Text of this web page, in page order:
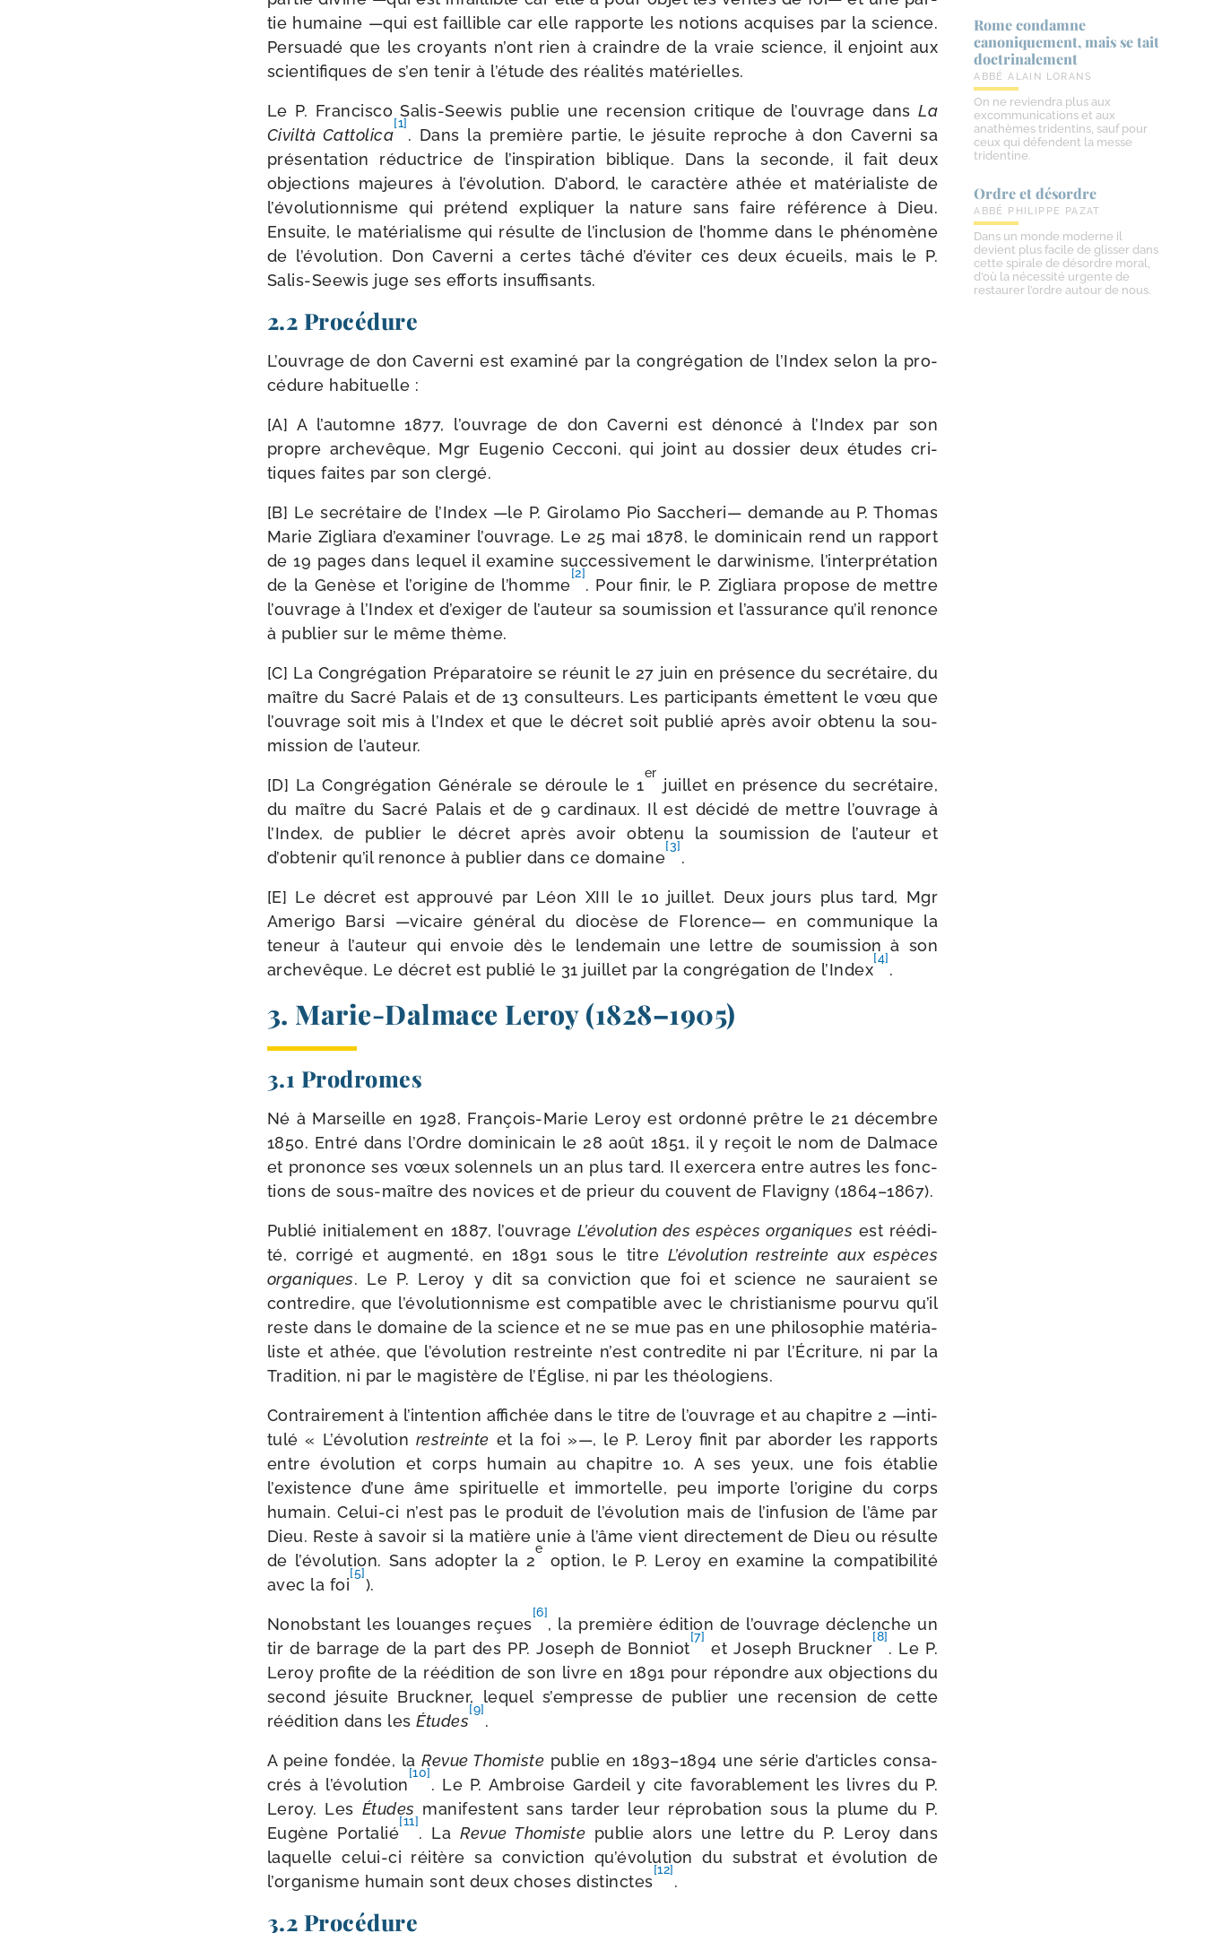
tie humaine —qui est faillible car elle rap­porte les notions acquises par la science.
Persuadé que les croyants n’ont rien à craindre de la vraie science, il enjoint aux
scien­ti­fiques de s’en tenir à l’étude des réa­li­tés matérielles.
Le P. Francisco Salis-​Seewis publie une recen­sion cri­tique de l’ouvrage dansLa
Civiltà Cattolica
[1]
. Dans la pre­mière par­tie, le jésuite reproche à don Caverni sa
pré­sen­ta­tion réduc­trice de l’inspiration biblique. Dans la seconde, il fait deux
objec­tions majeures à l’évolution. D’abord, le carac­tère athée et maté­ria­liste de
l’évolutionnisme qui pré­tend expli­quer la nature sans faire réfé­rence à Dieu.
Ensuite, le maté­ria­lisme qui résulte de l’inclusion de l’homme dans le phé­no­mène
de l’évolution. Don Caverni a certes tâché d’éviter ces deux écueils, mais le P.
Salis-​Seewis juge ses efforts insuffisants.
2.2 Procédure
L’ouvrage de don Caverni est exa­mi­né par la congré­ga­tion de l’Index selon la pro­
cé­dure habituelle :
[A] A l’automne 1877, l’ouvrage de don Caverni est dénon­cé à l’Index par son
propre arche­vêque, Mgr Eugenio Cecconi, qui joint au dos­sier deux études cri­
tiques faites par son clergé.
[B] Le secré­taire de l’Index —le P. Girolamo Pio Saccheri— demande au P. Thomas
Marie Zigliara d’examiner l’ouvrage. Le 25 mai 1878, le domi­ni­cain rend un rap­port
de 19 pages dans lequel il exa­mine suc­ces­si­ve­ment le dar­wi­nisme, l’interprétation
de la Genèse et l’origine de l’homme
[2]
. Pour finir, le P. Zigliara pro­pose de mettre
l’ouvrage à l’Index et d’exiger de l’auteur sa sou­mis­sion et l’assurance qu’il renonce
à publier sur le même thème.
[C] La Congrégation Préparatoire se réunit le 27 juin en pré­sence du secré­taire, du
maître du Sacré Palais et de 13 consul­teurs. Les par­ti­ci­pants émettent le vœu que
l’ouvrage soit mis à l’Index et que le décret soit publié après avoir obte­nu la sou­
mis­sion de l’auteur.
[D] La Congrégation Générale se déroule le 1
er
juillet en pré­sence du secré­taire,
du maître du Sacré Palais et de 9 car­di­naux. Il est déci­dé de mettre l’ouvrage à
l’Index, de publier le décret après avoir obte­nu la sou­mis­sion de l’auteur et
d’obtenir qu’il renonce à publier dans ce domaine
[3]
.
[E] Le décret est approu­vé par Léon XIII le 10 juillet. Deux jours plus tard, Mgr
Amerigo Barsi —vicaire géné­ral du dio­cèse de Florence— en com­mu­nique la
teneur à l’auteur qui envoie dès le len­de­main une lettre de sou­mis­sion à son
arche­vêque. Le décret est publié le 31 juillet par la congré­ga­tion de l’Index
[4]
.
3. Marie-​Dalmace Leroy (1828–1905)
3.1 Prodromes
Né à Marseille en 1928, François-​Marie Leroy est ordon­né prêtre le 21 décembre
1850. Entré dans l’Ordre domi­ni­cain le 28 août 1851, il y reçoit le nom de Dalmace
et pro­nonce ses vœux solen­nels un an plus tard. Il exer­ce­ra entre autres les fonc­
tions de sous-​maître des novices et de prieur du couvent de Flavigny (1864–1867).
Publié ini­tia­le­ment en 1887, l’ouvrage L’évolution des espèces orga­niques est réédi­
té, cor­ri­gé et aug­men­té, en 1891 sous le titre L’évolution res­treinte aux espèces
orga­niques. Le P. Leroy y dit sa convic­tion que foi et science ne sau­raient se
contre­dire, que l’évolutionnisme est com­pa­tible avec le chris­tia­nisme pour­vu qu’il
reste dans le domaine de la science et ne se mue pas en une phi­lo­so­phie maté­ria­
liste et athée, que l’évolution res­treinte n’est contre­dite ni par l’Écriture, ni par la
Tradition, ni par le magis­tère de l’Église, ni par les théologiens.
Contrairement à l’intention affi­chée dans le titre de l’ouvrage et au cha­pitre 2 —inti­
tu­lé « L’évolution res­treinte et la foi »—, le P. Leroy finit par abor­der les rap­ports
entre évo­lu­tion et corps humain au cha­pitre 10. A ses yeux, une fois éta­blie
l’existence d’une âme spi­ri­tuelle et immor­telle, peu importe l’origine du corps
humain. Celui-​ci n’est pas le pro­duit de l’évolution mais de l’infusion de l’âme par
Dieu. Reste à savoir si la matière unie à l’âme vient direc­te­ment de Dieu ou résulte
de l’évolution. Sans adop­ter la 2
e
option, le P. Leroy en exa­mine la com­pa­ti­bi­li­té
avec la foi
[5]
).
Nonobstant les louanges reçues
[6]
, la pre­mière édi­tion de l’ouvrage déclenche un
tir de bar­rage de la part des PP. Joseph de Bonniot
[7]
et Joseph Bruckner
[8]
. Le P.
Leroy pro­fite de la réédi­tion de son livre en 1891 pour répondre aux objec­tions du
second jésuite Bruckner, lequel s’empresse de publier une recen­sion de cette
réédi­tion dans lesÉtudes
[9]
.
A peine fon­dée, laRevue Thomiste publie en 1893–1894 une série d’articles consa­
crés à l’évolution
[10]
. Le P. Ambroise Gardeil y cite favo­ra­ble­ment les livres du P.
Leroy. Les Études mani­festent sans tar­der leur répro­ba­tion sous la plume du P.
Eugène Portalié
[11]
. LaRevue Thomiste publie alors une lettre du P. Leroy dans
laquelle celui-​ci réitère sa convic­tion qu’évolution du sub­strat et évo­lu­tion de
l’organisme humain sont deux choses dis­tinctes
[12]
.
3.2 Procédure
Rome condamne
canoniquement, mais se tait
doctrinalement
ABBÉ ALAIN LORANS
On ne reviendra plus aux
excommunications et aux
anathèmes tridentins, sauf pour
ceux qui défendent la messe
tridentine.
Ordre et désordre
ABBÉ PHILIPPE PAZAT
Dans un monde moderne il
devient plus facile de glisser dans
cette spirale de désordre moral,
d’où la nécessité urgente de
restaurer l’ordre autour de nous.